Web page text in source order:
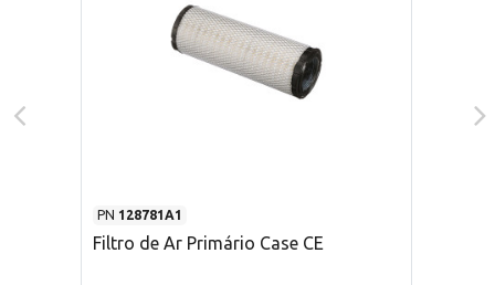
PN 128781A1
Filtro de Ar Primário Case CE